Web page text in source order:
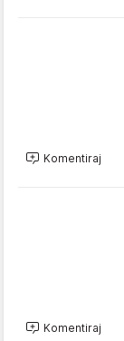
Komentiraj
Komentiraj